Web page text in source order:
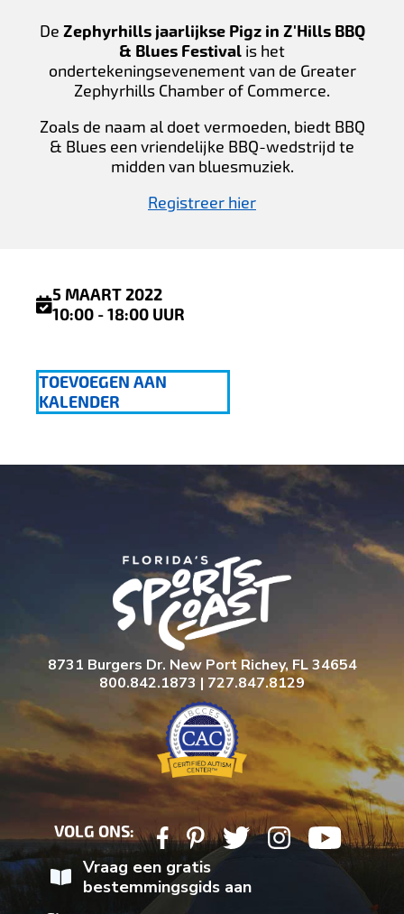
De Zephyrhills jaarlijkse Pigz in Z'Hills BBQ
& Blues Festival is het
ondertekeningsevenement van de Greater
Zephyrhills Chamber of Commerce.
Zoals de naam al doet vermoeden, biedt BBQ
& Blues een vriendelijke BBQ-wedstrijd te
midden van bluesmuziek.
Registreer hier
5 MAART 2022
10:00 - 18:00 UUR
TOEVOEGEN AAN
KALENDER
8731 Burgers Dr. New Port Richey, FL 34654
800.842.1873 | 727.847.8129
VOLG ONS:
Vraag een gratis
bestemmingsgids aan